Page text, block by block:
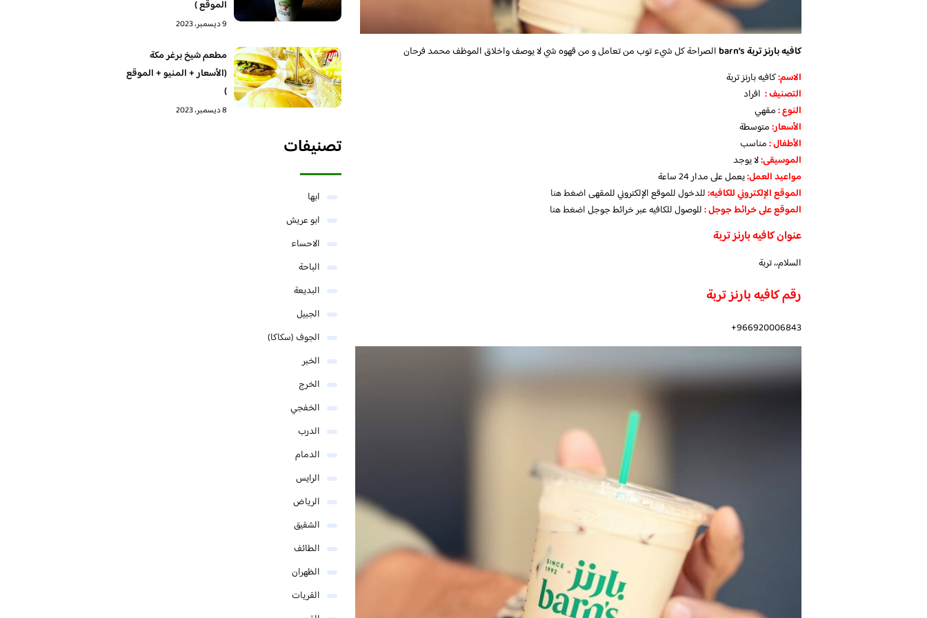
كافيه بارنز تربة barn’s
الصراحة كل شيء توب من تعامل و من قهوه شي لا يوصف واخلاق الموظف محمد فرحان
الاسم:كافيه بارنز تربة
التصنيف: افراد
النوع :مقهي
الأسعار:متوسطة
الأطفال:مناسب
الموسيقى:لا يوجد
مواعيد العمل:يعمل على مدار 24 ساعة
الموقع الإلكتروني للكافيه:للدخول للموقع الإلكتروني للمقهىاضغط هنا
الموقع على خرائط جوجل:للوصول للكافيه عبر خرائط جوجلاضغط هنا
عنوان كافيه بارنز تربة
السلام،، تربة
رقم كافيه بارنز تربة
966920006843+
الموقع )
9 ديسمبر، 2023
مطعم شيخ برغر مكة
(الأسعار + المنيو + الموقع
)
8 ديسمبر، 2023
تصنيفات
ابها
ابو عريش
الاحساء
الباحة
البديعة
الجبيل
الجوف (سكاكا)
الخبر
الخرج
الخفجي
الدرب
الدمام
الرايس
الرياض
الشقيق
الطائف
الظهران
القريات